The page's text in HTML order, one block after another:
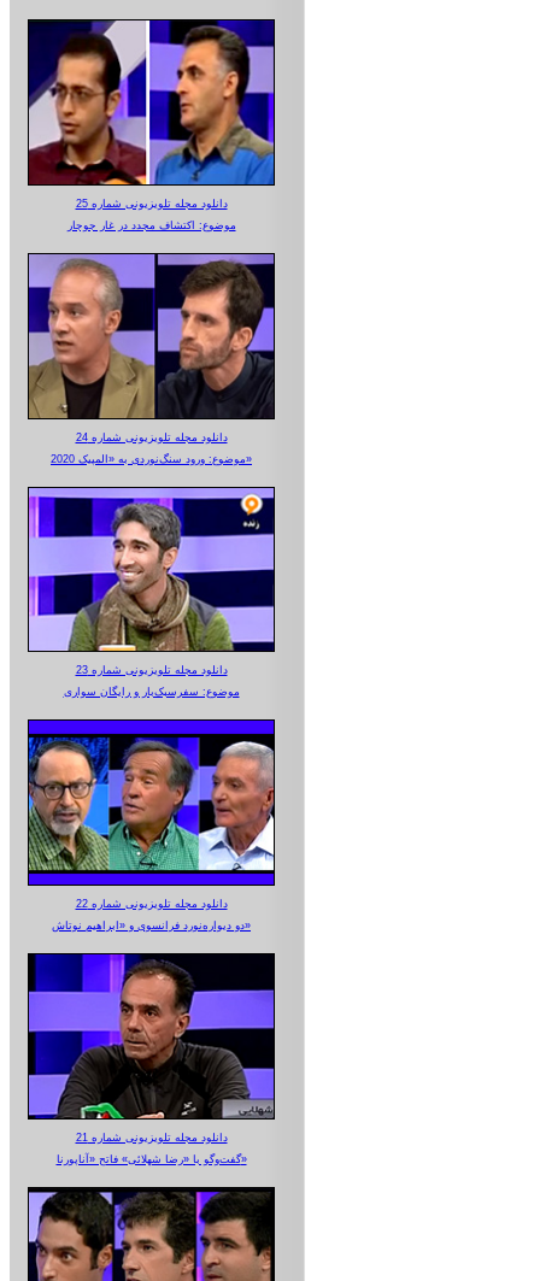
دانلود مجله تلویزیونی شماره 25
موضوع: اکتشاف مجدد در غار جوجار
دانلود مجله تلویزیونی شماره 24
موضوع: ورود سنگ‌نوردی به «المپیک 2020»
دانلود مجله تلویزیونی شماره 23
موضوع: سفرسبک‌بار و رایگان سواری
دانلود مجله تلویزیونی شماره 22
دو دیواره‌نورد فرانسوی و «ابراهیم نوتاش»
دانلود مجله تلویزیونی شماره 21
گفت‌وگو با «رضا شهلائی» فاتح «آناپورنا»